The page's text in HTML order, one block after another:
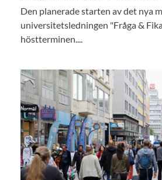
Den planerade starten av det nya
universitetsledningen "Fråga &
höstterminen....